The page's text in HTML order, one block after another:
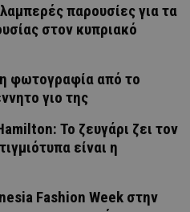
παρουσίες για τα
στον κυπριακό
φωτογραφία από το
γιο της
Το ζευγάρι ζει τον
είναι η
Fashion Week στην